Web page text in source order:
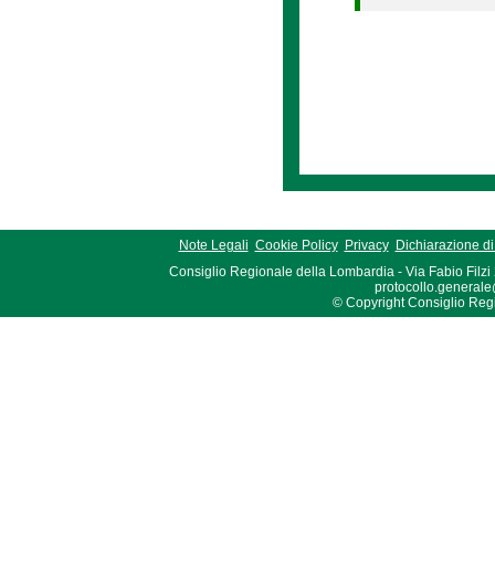
Note Legali Cookie Policy Privacy
Dichiarazione
Consiglio Regionale della Lombardia - Via Fabio Filzi
© Copyright Consiglio